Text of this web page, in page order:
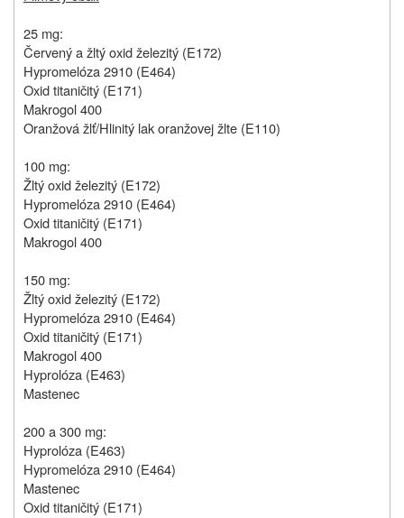
25 mg:
Červený a žltý oxid železitý (E172)
Hypromelóza 2910 (E464)
Oxid titaničitý (E171)
Makrogol 400
Oranžová žlť/Hlinitý lak oranžovej žlte (E110)
100 mg:
Žltý oxid železitý (E172)
Hypromelóza 2910 (E464)
Oxid titaničitý (E171)
Makrogol 400
150 mg:
Žltý oxid železitý (E172)
Hypromelóza 2910 (E464)
Oxid titaničitý (E171)
Makrogol 400
Hyprolóza (E463)
Mastenec
200 a 300 mg:
Hyprolóza (E463)
Hypromelóza 2910 (E464)
Mastenec
Oxid titaničitý (E171)